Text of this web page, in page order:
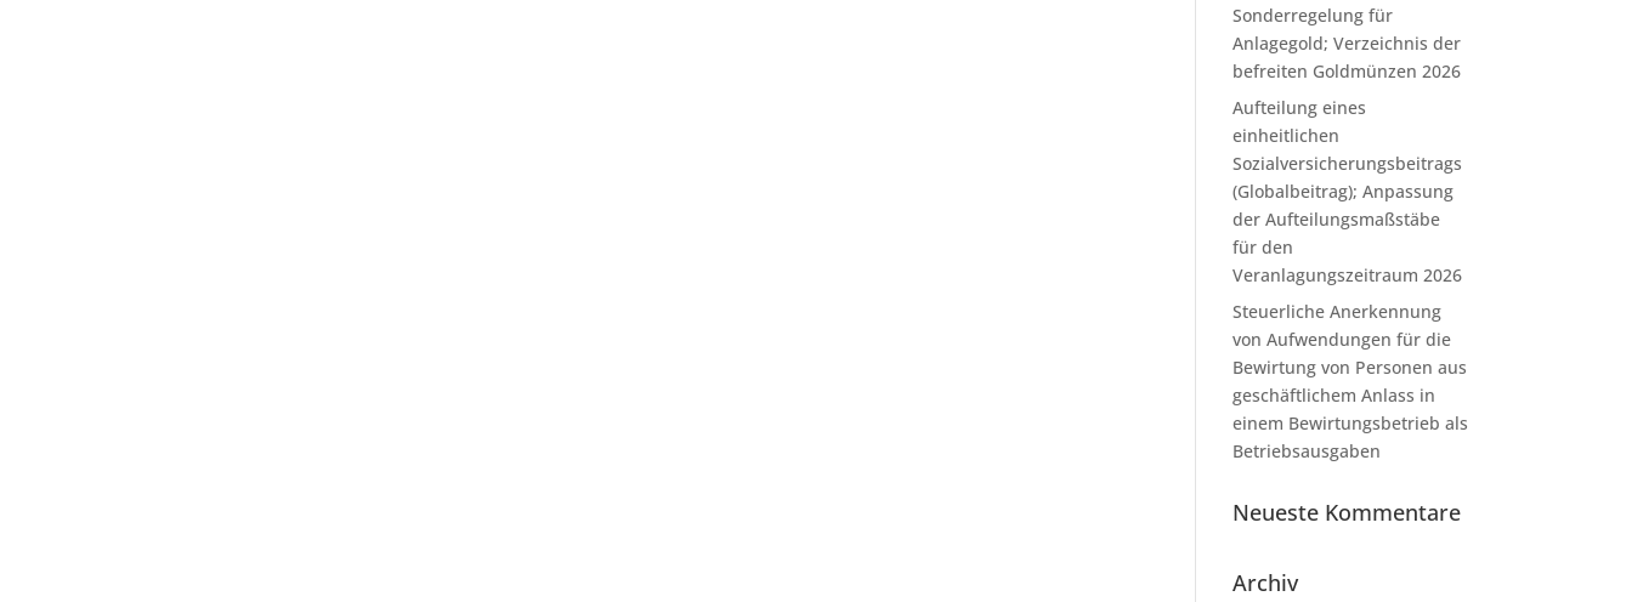
Sonderregelung für
Anlagegold; Verzeichnis der
befreiten Goldmünzen 2026
Aufteilung eines
einheitlichen
Sozialversicherungsbeitrags
(Globalbeitrag); Anpassung
der Aufteilungsmaßstäbe
für den
Veranlagungszeitraum 2026
Steuerliche Anerkennung
von Aufwendungen für die
Bewirtung von Personen aus
geschäftlichem Anlass in
einem Bewirtungsbetrieb als
Betriebsausgaben
Neueste Kommentare
Archiv